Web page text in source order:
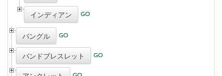
インディアン
バングル
バンドブレスレット